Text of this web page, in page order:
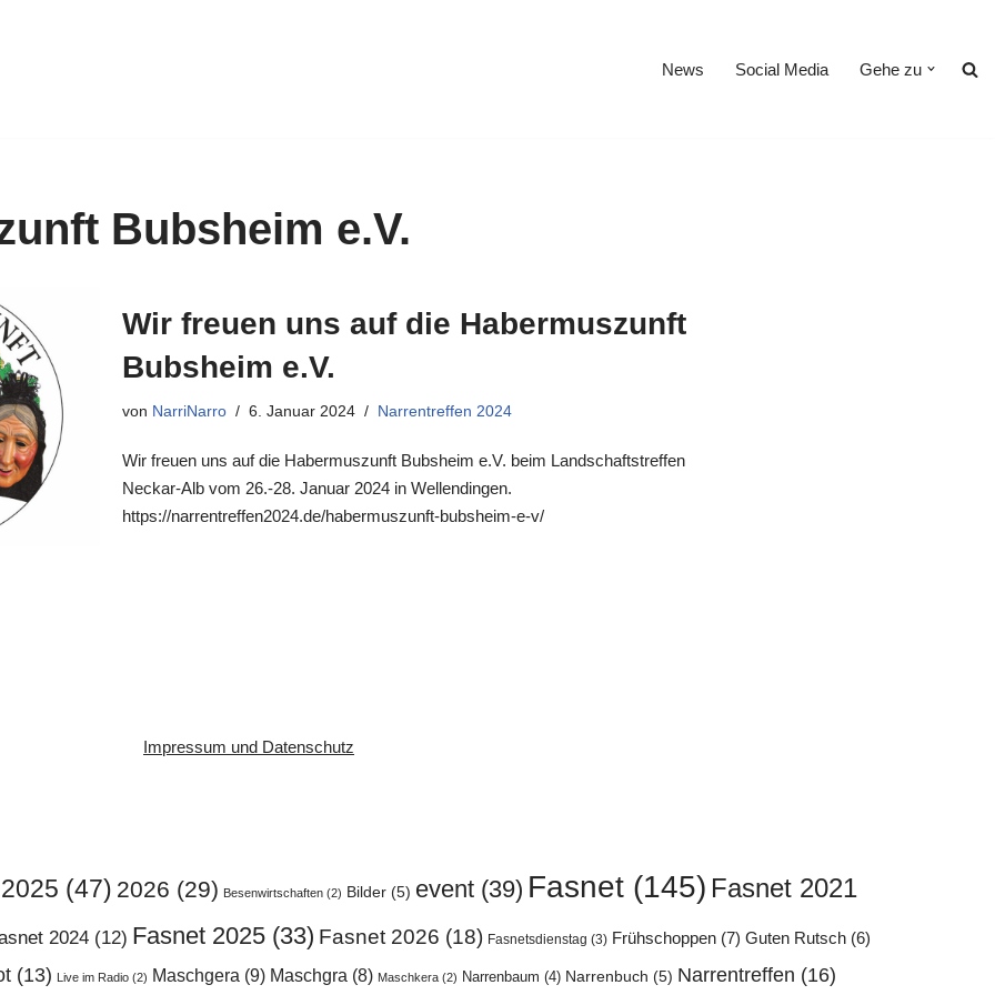
News Social Media Gehe zu
Bubsheim e.V.
Wir freuen uns auf die Habermuszunft
Bubsheim e.V.
von NarriNarro 6. Januar 2024 Narrentreffen 2024
Wir freuen uns auf die Habermuszunft Bubsheim e.V. beim Landschaftstreffen
Neckar-Alb vom 26.-28. Januar 2024 in Wellendingen.
https://narrentreffen2024.de/habermuszunft-bubsheim-e-v/
Impressum und Datenschutz
2025 (47) 2026 (29) Besenwirtschaften (2) Bilder (5) event (39) Fasnet (145) Fasnet 2021
2024 (12) Fasnet 2025 (33) Fasnet 2026 (18) Fasnetsdienstag (3) Frühschoppen (7) Guten Rutsch (6)
(13) Live im Radio (2) Maschgera (9) Maschgra (8) Maschkera (2) Narrenbaum (4) Narrenbuch (5) Narrentreffen (16)